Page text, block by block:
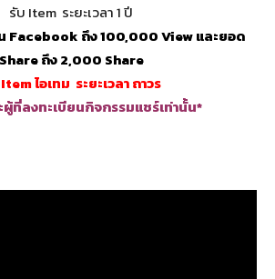
รับ Item ระยะเวลา 1 ปี
Facebook ถึง 100,000 View และยอด
Share ถึง 2,000 Share
ไอเทม ระยะเวลา ถาวร
ผู้ที่ลงทะเบียนกิจกรรมแชร์เท่านั้น*